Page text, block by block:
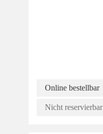
Online bestellbar
Nicht reservierbar